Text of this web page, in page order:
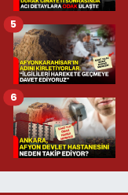
5
6